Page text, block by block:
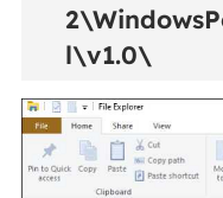
l\v1.0\